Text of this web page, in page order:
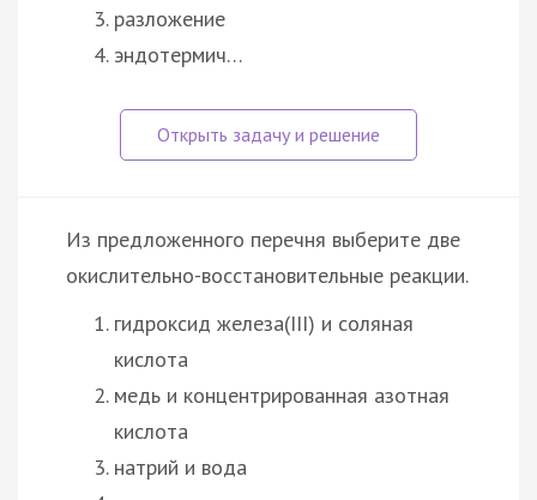
разложение
эндотермич…
Из предложенного перечня выберите две
окислительно-восстановительные реакции.
гидроксид железа(III) и соляная
кислота
медь и концентрированная азотная
кислота
натрий и вода